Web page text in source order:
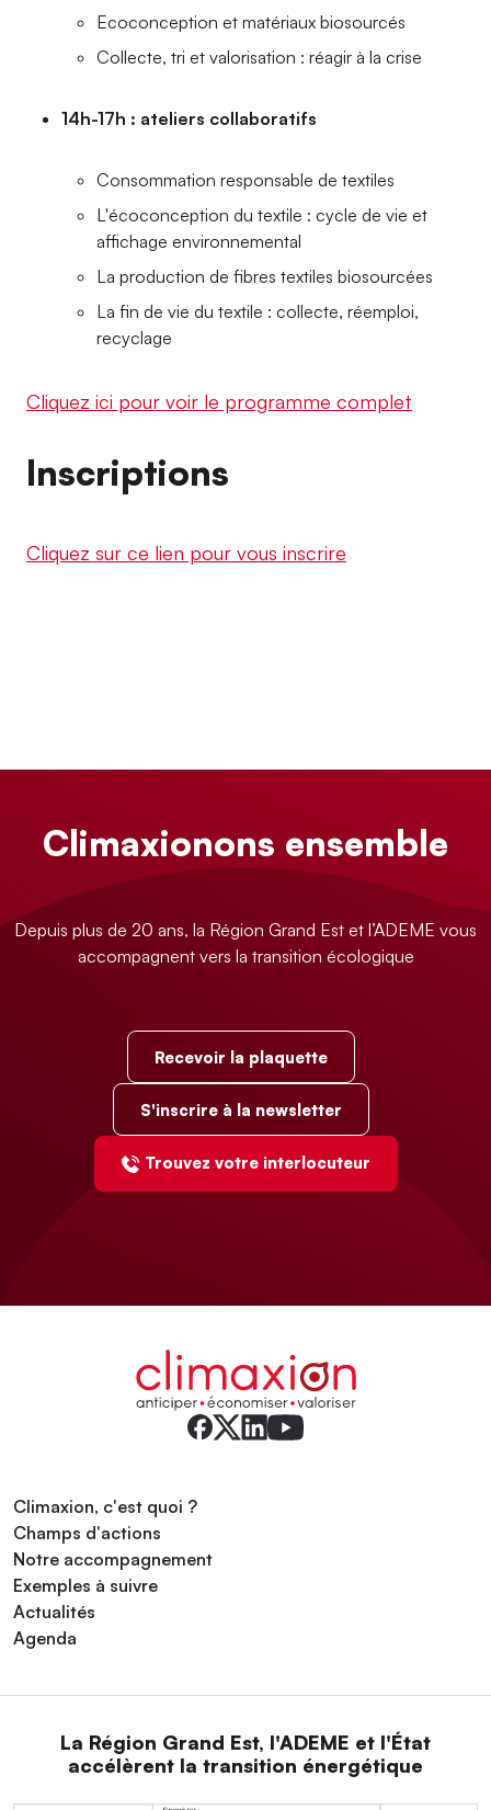
Ecoconception et matériaux biosourcés
Collecte, tri et valorisation : réagir à la crise
14h-17h : ateliers collaboratifs
Consommation responsable de textiles
L'écoconception du textile : cycle de vie et
affichage environnemental
La production de fibres textiles biosourcées
La fin de vie du textile : collecte, réemploi,
recyclage
Cliquez ici pour voir le programme complet
Inscriptions
Cliquez sur ce lien pour vous inscrire
Climaxionons ensemble
Depuis plus de 20 ans, la Région Grand Est et l’ADEME vous
accompagnent vers la transition écologique
Recevoir la plaquette
S'inscrire à la newsletter
Trouvez votre interlocuteur
Climaxion, c'est quoi ?
Champs d'actions
Notre accompagnement
Exemples à suivre
Actualités
Agenda
La Région Grand Est, l'ADEME et l'État
accélèrent la transition énergétique